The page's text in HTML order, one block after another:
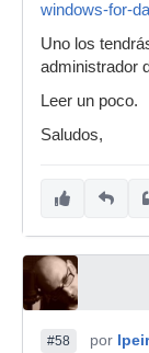
windows-for-
Uno los
administrador
Leer un poco.
Saludos,
#58 por